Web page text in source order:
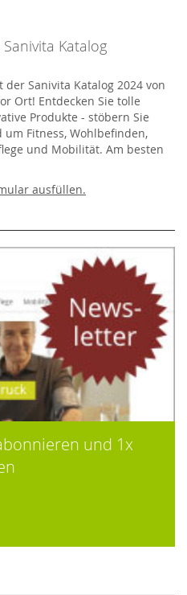
Katalog
Sanivita Katalog 2024 von
Ort! Entdecken Sie tolle
Produkte - stöbern Sie
Fitness, Wohlbefinden,
und Mobilität. Am besten
ausfüllen.
und 1x